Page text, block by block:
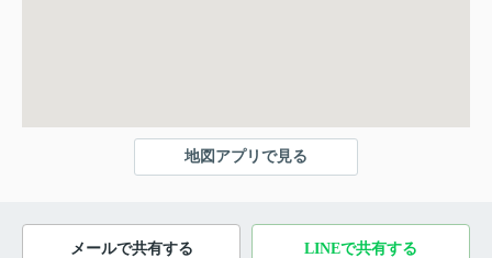
地図アプリで見る
メールで共有する LINEで共有する